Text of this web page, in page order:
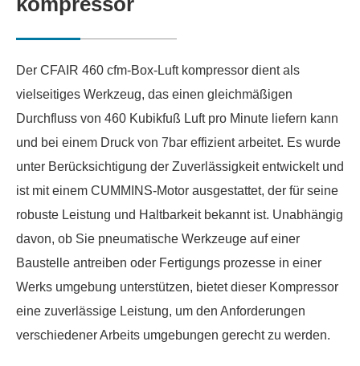
Der CFAIR 460 cfm-Box-Luft kompressor dient als
vielseitiges Werkzeug, das einen gleichmäßigen
Durchfluss von 460 Kubikfuß Luft pro Minute liefern kann
und bei einem Druck von 7bar effizient arbeitet. Es wurde
unter Berücksichtigung der Zuverlässigkeit entwickelt und
ist mit einem CUMMINS-Motor ausgestattet, der für seine
robuste Leistung und Haltbarkeit bekannt ist. Unabhängig
davon, ob Sie pneumatische Werkzeuge auf einer
Baustelle antreiben oder Fertigungs prozesse in einer
Werks umgebung unterstützen, bietet dieser Kompressor
eine zuverlässige Leistung, um den Anforderungen
verschiedener Arbeits umgebungen gerecht zu werden.